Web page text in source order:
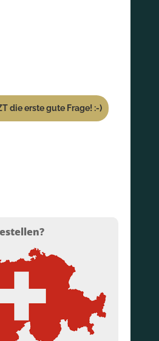
die erste gute Frage! :-)